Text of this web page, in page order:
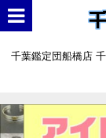
千葉鑑定団船橋店